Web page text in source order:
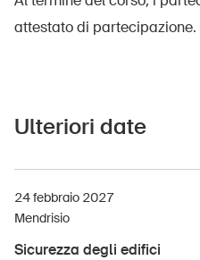
DE FR IT EN
attestato di partecipazione.
Ulteriori date
24 febbraio 2027
Mendrisio
Sicurezza degli edifici